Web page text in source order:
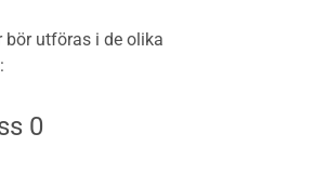
bör utföras i de olika
0